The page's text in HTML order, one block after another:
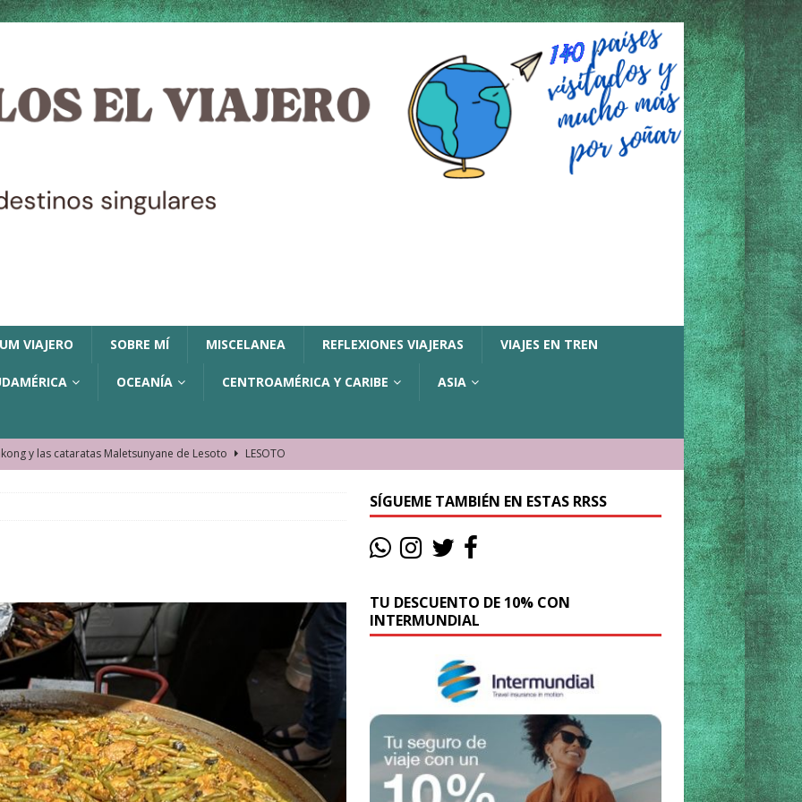
VIAJERO SOBRE MÍ MISCELANEA REFLEXIONES VIAJERAS VIAJES EN TREN
OCEANÍA CENTROAMÉRICA Y CARIBE ASIA
y las cataratas Maletsunyane de Lesoto
LESOTO
La historia de la misteriosa avioneta de la playa
JAMAICA
moverse en Seychelles de manera sostenible
SEYCHELLES
Manama. La capital de Baréin
El barrio más castizo de Malabo
SÍGUEME TAMBIÉN EN ESTAS RRSS
TU DESCUENTO DE 10% CON
INTERMUNDIAL